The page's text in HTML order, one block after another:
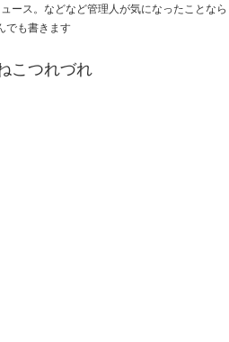
ース。などなど管理人が気になったことなら
でも書きます
こつれづれ